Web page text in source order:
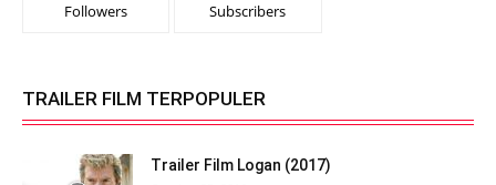
Followers Subscribers
TRAILER FILM TERPOPULER
Trailer Film Logan (2017)